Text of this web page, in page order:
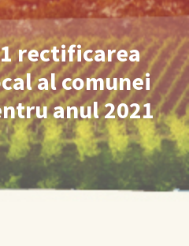
rectificarea
al comunei
anul 2021